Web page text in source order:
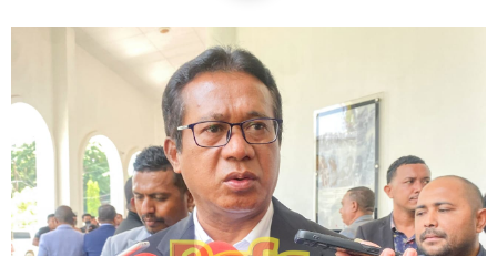
PROGRAMA SIRA
VÍDEO SIRA
EVENTU SIRA
KONTAKTU SIRA